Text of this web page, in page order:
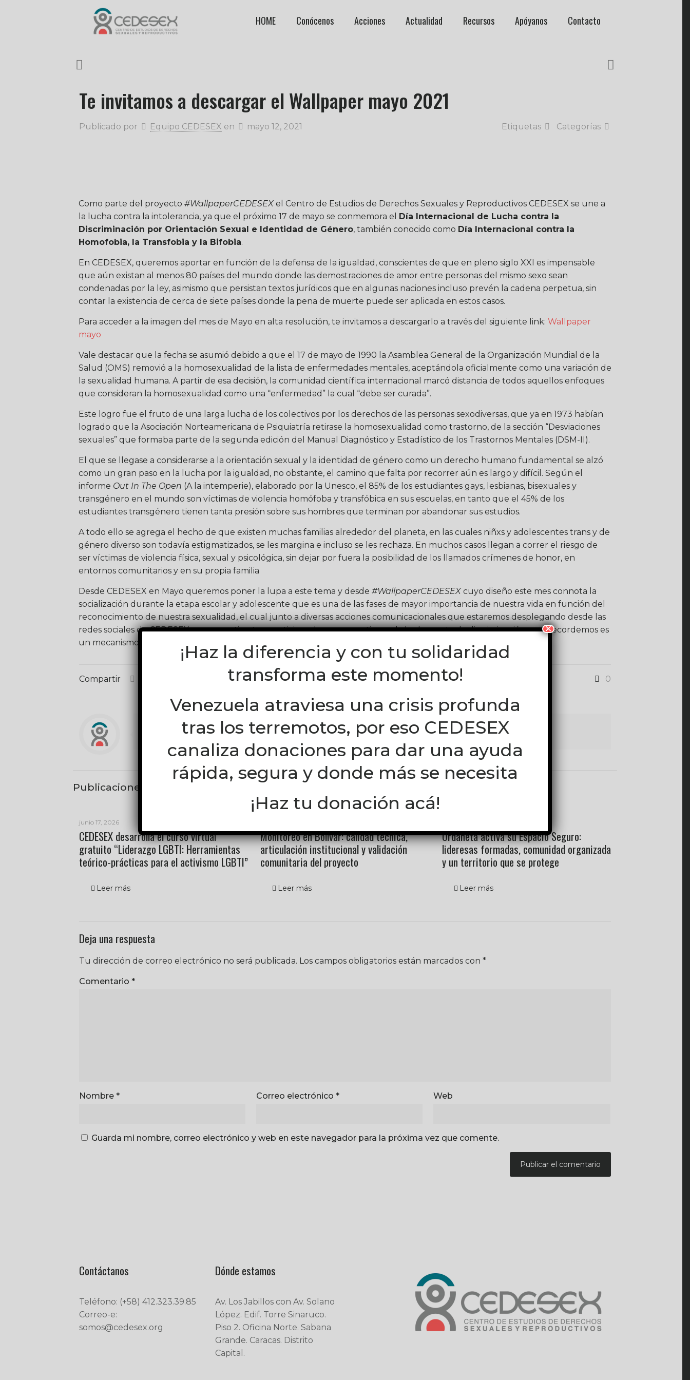
HOME Conócenos Acciones Actualidad Recursos Apóyanos Contacto
Te invitamos a descargar el Wallpaper mayo 2021
Publicado por Equipo CEDESEX en mayo 12, 2021 Categorías
Etiquetas
Como parte del proyecto #WallpaperCEDESEXel Centro de Estudios de Derechos Sexuales y Reproductivos CEDESEX se une a
la lucha contra la intolerancia, ya que el próximo 17 de mayo se conmemora el Día Internacional de Lucha contra la
Discriminación por Orientación Sexual e Identidad de Género, también conocido como Día Internacional contra la
Homofobia, la Transfobia y la Bifobia.
En CEDESEX, queremos aportar en función de la defensa de la igualdad, conscientes de que en pleno siglo XXI es impensable
que aún existan al menos 80 países del mundo donde las demostraciones de amor entre personas del mismo sexo sean
condenadas por la ley, asimismo que persistan textos jurídicos que en algunas naciones incluso prevén la cadena perpetua, sin
contar la existencia de cerca de siete países donde la pena de muerte puede ser aplicada en estos casos.
Para acceder a la imagen del mes de Mayo en alta resolución, te invitamos a descargarlo a través del siguiente link: Wallpaper
mayo
Vale destacar que la fecha se asumió debido a que el 17 de mayo de 1990 la Asamblea General de la Organización Mundial de la
Salud (OMS) removió a la homosexualidad de la lista de enfermedades mentales, aceptándola oficialmente como una variación de
la sexualidad humana. A partir de esa decisión, la comunidad científica internacional marcó distancia de todos aquellos enfoques
que consideran la homosexualidad como una “enfermedad” la cual “debe ser curada”.
Este logro fue el fruto de una larga lucha de los colectivos por los derechos de las personas sexodiversas, que ya en 1973 habían
logrado que la Asociación Norteamericana de Psiquiatría retirase la homosexualidad como trastorno, de la sección “Desviaciones
sexuales” que formaba parte de la segunda edición del Manual Diagnóstico y Estadístico de los Trastornos Mentales (DSM-II).
El que se llegase a considerarse a la orientación sexual y la identidad de género como un derecho humano fundamental se alzó
como un gran paso en la lucha por la igualdad, no obstante, el camino que falta por recorrer aún es largo y difícil. Según el
informe Out In The Open (A la intemperie), elaborado por la Unesco, el 85% de los estudiantes gays, lesbianas, bisexuales y
transgénero en el mundo son víctimas de violencia homófoba y transfóbica en sus escuelas, en tanto que el 45% de los
estudiantes transgénero tienen tanta presión sobre sus hombres que terminan por abandonar sus estudios.
A todo ello se agrega el hecho de que existen muchas familias alrededor del planeta, en las cuales niñxs y adolescentes trans y de
género diverso son todavía estigmatizados, se les margina e incluso se les rechaza. En muchos casos llegan a correr el riesgo de
ser víctimas de violencia física, sexual y psicológica, sin dejar por fuera la posibilidad de los llamados crímenes de honor, en
entornos comunitarios y en su propia familia
Desde CEDESEX en Mayo queremos poner la lupa a este tema y desde #WallpaperCEDESEXcuyo diseño este mes connota la
socialización durante la etapa escolar y adolescente que es una de las fases de mayor importancia de nuestra vida en función del
reconocimiento de nuestra sexualidad, el cual junto a diversas acciones comunicacionales que estaremos desplegando desde las
redes sociales de CEDESEX espera motivarte a participar de manera activa en la lucha contra la discriminación, que recordemos es
un mecanismo transversal y concurrente que afecta a miles de personas alrededor del mundo.
Compartir 0
Equipo CEDESEX
Publicaciones relacionadas
junio 17, 2026
CEDESEX desarrolla el curso virtual
gratuito “Liderazgo LGBTI: Herramientas
teórico-prácticas para el activismo LGBTI”
Leer más
Monitoreo en Bolívar: calidad técnica,
articulación institucional y validación
comunitaria del proyecto
Leer más
Urdaneta activa su Espacio Seguro:
lideresas formadas, comunidad organizada
y un territorio que se protege
Leer más
Deja una respuesta
Tu dirección de correo electrónico no será publicada. Los campos obligatorios están marcados con *
Comentario *
Nombre * Correo electrónico * Web
Guarda mi nombre, correo electrónico y web en este navegador para la próxima vez que comente.
Contáctanos
Teléfono: (+58) 412.323.39.85
Correo-e:
somos@cedesex.org
Dónde estamos
Av. Los Jabillos con Av. Solano
López. Edif. Torre Sinaruco.
Piso 2. Oficina Norte. Sabana
Grande. Caracas. Distrito
Capital.
¡Haz la diferencia y con tu solidaridad
transforma este momento!
Venezuela atraviesa una crisis profunda
tras los terremotos, por eso CEDESEX
canaliza donaciones para dar una ayuda
rápida, segura y donde más se necesita
¡Haz tu donación acá!
×